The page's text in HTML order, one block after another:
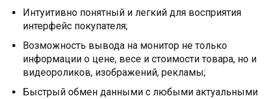
Интуитивно понятный и легкий для восприятия
интерфейс покупателя;
Возможность вывода на монитор не только
информации о цене, весе и стоимости товара, но и
видеороликов, изображений, рекламы;
Быстрый обмен данными с любыми актуальными